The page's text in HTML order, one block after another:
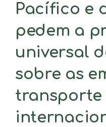
Pacífico e
pedem a
universal
sobre as
transporte